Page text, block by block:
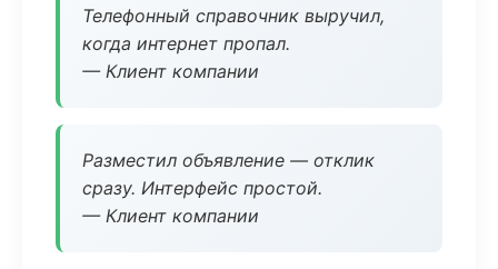
Телефонный справочник выручил,
когда интернет пропал.
— Клиент компании
Разместил объявление — отклик
сразу. Интерфейс простой.
— Клиент компании